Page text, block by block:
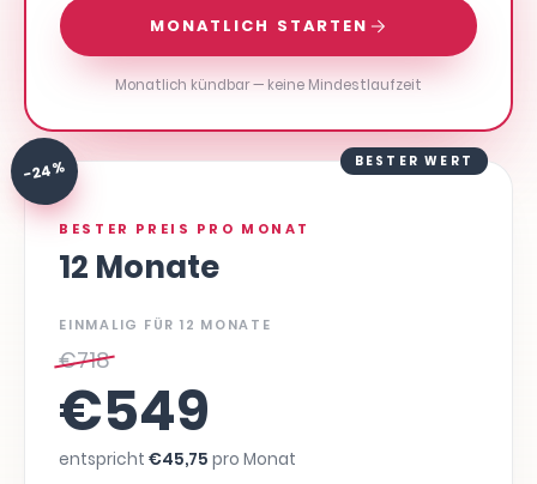
MONATLICH STARTEN
Monatlich kündbar — keine Mindestlaufzeit
-24 % BESTER WERT
BESTER PREIS PRO MONAT
12 Monate
EINMALIG FÜR 12 MONATE
€718
€549
entspricht €45,75 pro Monat